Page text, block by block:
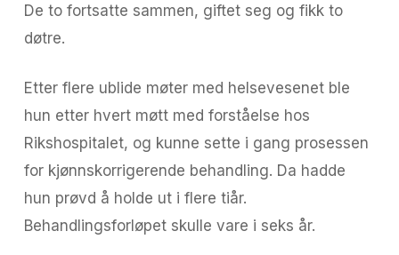
De to fortsatte sammen, giftet seg og fikk to
døtre.
Etter flere ublide møter med helsevesenet ble
hun etter hvert møtt med forståelse hos
Rikshospitalet, og kunne sette i gang prosessen
for kjønnskorrigerende behandling. Da hadde
hun prøvd å holde ut i flere tiår.
Behandlingsforløpet skulle vare i seks år.